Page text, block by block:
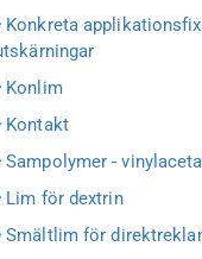
Konkreta
Konlim
Kontakt
Sampolymer -
Lim för dextrin
Smältlim för